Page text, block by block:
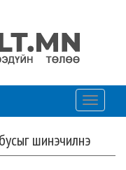
Toggle
шинэчилнэ